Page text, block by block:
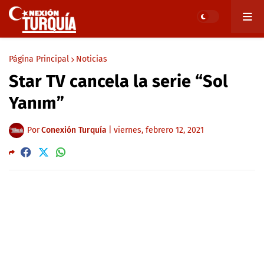
Página Principal Noticias
Star TV cancela la serie “Sol
Yanım”
PorConexión Turquía viernes, febrero 12, 2021